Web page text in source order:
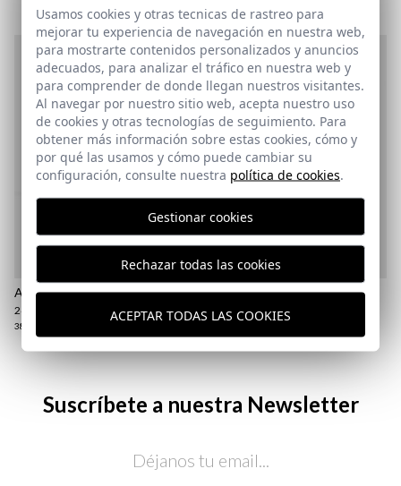
38
ALPARGATA ZALEA | MUSGO
24,95 €
38
ALPARGATA EMBLEMA |
29,95 €
38 40
Suscríbete a nuestra Newsletter
Usamos cookies y otras tecnicas de rastreo para
mejorar tu experiencia de navegación en nuestra web,
para mostrarte contenidos personalizados y anuncios
adecuados, para analizar el tráfico en nuestra web y
para comprender de donde llegan nuestros visitantes.
Al navegar por nuestro sitio web, acepta nuestro uso
de cookies y otras tecnologías de seguimiento. Para
obtener más información sobre estas cookies, cómo y
por qué las usamos y cómo puede cambiar su
configuración, consulte nuestra política de cookies.
Gestionar cookies
Rechazar todas las cookies
ACEPTAR TODAS LAS COOKIES